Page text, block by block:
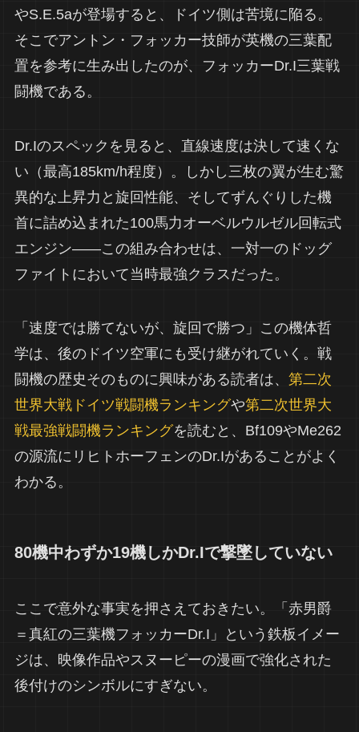
やS.E.5aが登場すると、ドイツ側は苦境に陥る。
そこでアントン・フォッカー技師が英機の三葉配
置を参考に生み出したのが、フォッカーDr.I三葉戦
闘機である。
Dr.Iのスペックを見ると、直線速度は決して速くな
い（最高185km/h程度）。しかし三枚の翼が生む驚
異的な上昇力と旋回性能、そしてずんぐりした機
首に詰め込まれた100馬力オーベルウルゼル回転式
エンジン——この組み合わせは、一対一のドッグ
ファイトにおいて当時最強クラスだった。
「速度では勝てないが、旋回で勝つ」この機体哲
学は、後のドイツ空軍にも受け継がれていく。戦
闘機の歴史そのものに興味がある読者は、 第二次
世界大戦ドイツ戦闘機ランキングや第二次世界大
戦最強戦闘機ランキングを読むと、Bf109やMe262
の源流にリヒトホーフェンのDr.Iがあることがよく
わかる。
80機中わずか19機しかDr.Iで撃墜していない
ここで意外な事実を押さえておきたい。「赤男爵
＝真紅の三葉機フォッカーDr.I」という鉄板イメー
ジは、映像作品やスヌーピーの漫画で強化された
後付けのシンボルにすぎない。